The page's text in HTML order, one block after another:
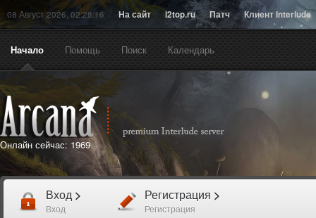
08 Август 2026, 02:28:16 На сайт l2top.ru Патч Клиент Interlude
Начало Помощь Поиск Календарь
Онлайн сейчас: 1969
Вход >
Вход
Регистрация >
Регистрация